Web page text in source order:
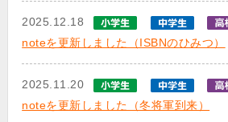
2025.12.18
noteを更新しました（ISBNのひみつ）
2025.11.20
noteを更新しました（冬将軍到来）